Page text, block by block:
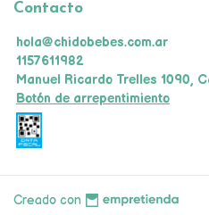
Contacto
hola@chidobebes.com.ar
1157611982
Manuel Ricardo Trelles 1090,
Botón de arrepentimiento
Creado con